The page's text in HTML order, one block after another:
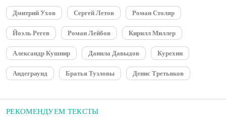
Дмитрий Ухов Сергей Летов Роман Столяр
Йоэль Регев Роман Лейбов Кирилл Миллер
Александр Кушнир Данила Давыдов Курехин
Андеграунд Братья Тузловы Денис Третьяков
РЕКОМЕНДУЕМ ТЕКСТЫ